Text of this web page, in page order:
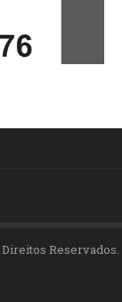
Reservados.